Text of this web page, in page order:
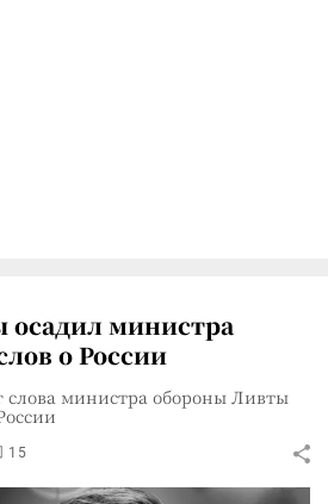
осадил министра
о России
слова министра обороны Ливты
15